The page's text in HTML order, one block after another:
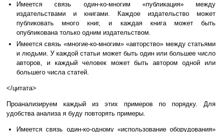
Имеется связь один-ко-многим «публикация» между
издательствами и книгами. Каждое издательство может
публиковать много книг, и каждая книга может быть
опубликована только одним издательством.
Имеется связь «многие-ко-многим» «авторство» между статьями
и людьми. У каждой статьи может быть один или большее число
авторов, и каждый человек может быть автором одной или
большего числа статей.
</цитата>
Проанализируем каждый из этих примеров по порядку. Для
удобства анализа я буду повторять примеры.
Имеется связь один-ко-одному «использование оборудования»